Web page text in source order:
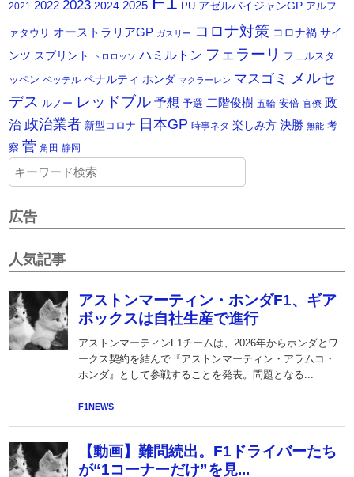
2021 2022 2023 2024 2025 PU アゼルバイジャンGP アルフ
ァタウリ オーストラリアGP ガスリー コロナ対策 コロナ禍 サイ
ンツ スプリント トロロッソ ハミルトン フェラーリ
フェルスタ
ッペン ベッテル ペナルティ ホンダ マクラーレン マスゴミ
メルセ
デス ルノー レッドブル 予想 予選 二階俊樹 五輪 安倍 官僚 政
治 政治業者 新型コロナ 日本GP 時事ネタ 楽しみ方 決勝 無能 考
察 菅 角田 静岡
広告
人気記事